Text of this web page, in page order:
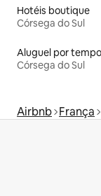
Hotéis boutique
Córsega do Sul
Córsega do Sul
Airbnb França